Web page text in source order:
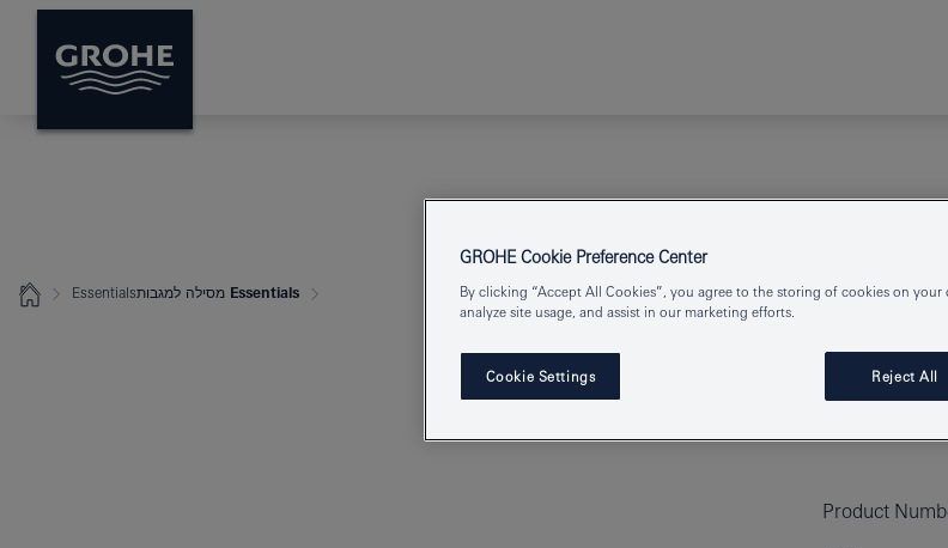
Essentials Essentials מסילה למגבות
Product
GROHE Cookie Preference Center
By clicking “Accept All Cookies”, you agree to the storing of cookies on your
analyze site usage, and assist in our marketing efforts.
Cookie Settings Reject All